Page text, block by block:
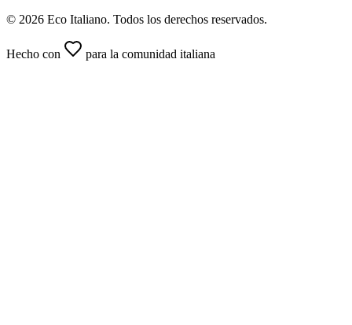
© 2026 Eco Italiano. Todos los derechos reservados.
Hecho con para la comunidad italiana